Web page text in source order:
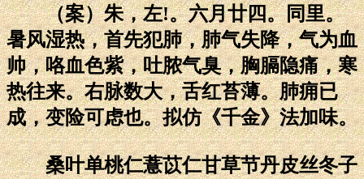
（案）朱，左!。六月廿四。同里。
暑风湿热，首先犯肺，肺气失降，气为血
帅，咯血色紫，吐脓气臭，胸膈隐痛，寒
热往来。右脉数大，舌红苔薄。肺痈已
成，变险可虑也。拟仿《千金》法加味。
桑叶单桃仁薏苡仁甘草节丹皮丝冬子